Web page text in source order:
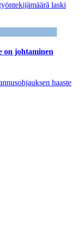
laski
on johtaminen
haaste